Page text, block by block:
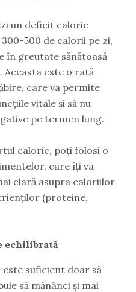
un deficit caloric
500 de calorii pe zi,
în greutate sănătoasă
Aceasta este o rată
care va permite
vitale și să nu
pe termen lung.
caloric, poți folosi o
care îți va
clară asupra caloriilor
(proteine,
echilibrată
este suficient doar să
să mănânci și mai